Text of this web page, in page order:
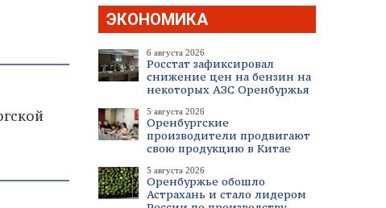
ЭКОНОМИКА
6 августа 2026
Росстат зафиксировал
снижение цен на бензин на
некоторых АЗС Оренбуржья
5 августа 2026
Оренбургские
производители продвигают
свою продукцию в Китае
5 августа 2026
Оренбуржье обошло
Астрахань и стало лидером